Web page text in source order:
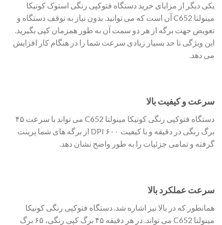
یکی دیگر از مزایای خرید دستگاه فتوکپی رنگی استوک کونیکا
مینولتا C652 آن است که می توانید. بدون نیاز به توقف دستگاه و
تعویض جهت برگه از هر دو سمت آن به طور همزمان کپی بگیرید.
این ویژگی تا حد بسیار زیادی سرعت شما را در هنگام کار افزایش
می دهد.
سرعت و کیفیت بالا
دستگاه فتوکپی رنگی کونیکا مینولتا C652 می تواند با سرعت ۴۵
برگ رنگی در دقیقه و با کیفیت ۶۰۰ DPI از برگه های شما پرینت
گرفته و تمامی جزئیات را به طور واضح نشان دهد.
سرعت عملکرد بالا
همانطور که در بالا نیز اشاره شد. دستگاه فتوکپی رنگی کونیکا
مینولتا C652 می تواند. در هر دقیقه ۴۵ برگ کپی رنگی، ۶۵ برگ